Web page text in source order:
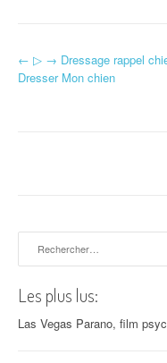
Navigation
← ▷ → Dressage rappel
Dresser Mon chien
Les plus lus:
Las Vegas Parano, film